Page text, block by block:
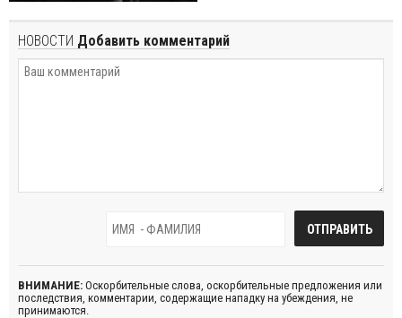
НОВОСТИ Добавить комментарий
ВНИМАНИЕ: Оскорбительные слова, оскорбительные предложения или
последствия, комментарии, содержащие нападку на убеждения, не
принимаются.